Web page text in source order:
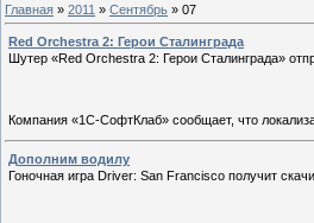
Главная » 2011 » Сентябрь » 07
Red Orchestra 2: Герои Сталинграда
Шутер «Red Orchestra 2: Герои Сталинграда»
Компания «1С-СофтКлаб» сообщает, что
Дополним водилу
Гоночная игра Driver: San Francisco получит